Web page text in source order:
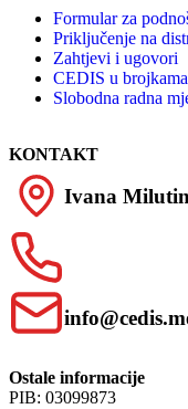
Formular za
Priključenje na
Zahtjevi i ugovori
CEDIS u brojkama
Slobodna radna
KONTAKT
Ivana
Ostale informacije
PIB: 03099873